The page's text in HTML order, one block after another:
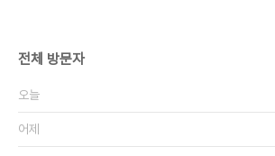
전체 방문자
오늘
어제